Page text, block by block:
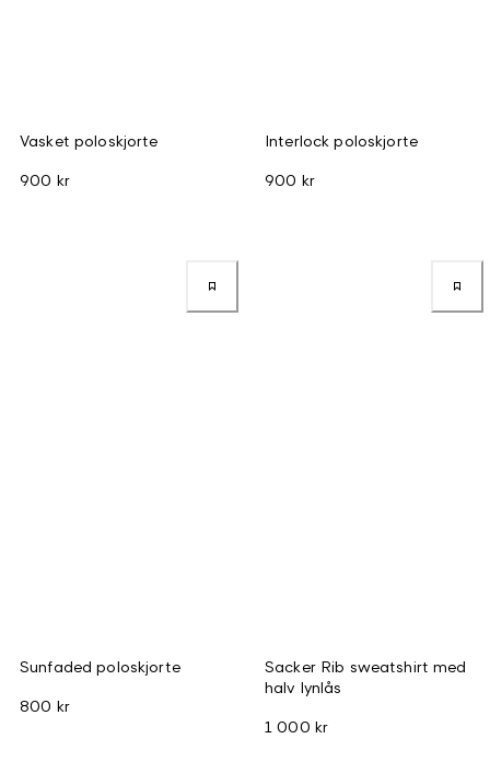
Vasket poloskjorte
900 kr
Interlock poloskjorte
900 kr
Sunfaded poloskjorte
800 kr
Sacker Rib sweatshirt med
halv lynlås
1 000 kr